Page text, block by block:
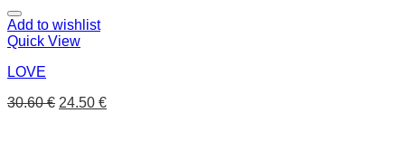
Add to wishlist
Quick View
LOVE
30.60€ 24.50 €